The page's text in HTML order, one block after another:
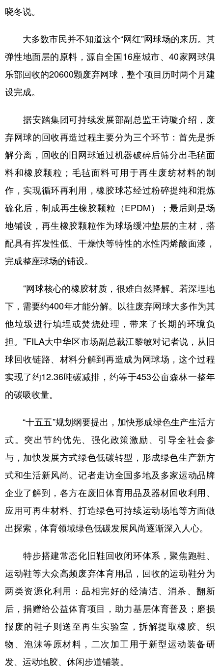
北京
山东 河南 湖北 湖南
广东
陕西 甘肃 青海 宁夏
新疆 内蒙古 黑龙江
多语种频道
English Español Français عربى
Русский язык 日本語 한국어
晓冬说。
大多数市民并不知道这个“网红”网球场的来历。其
弹性地面层的原料，源自全国16座城市、40家网球俱
乐部回收的20600颗废弃网球，整个项目历时两个月建
设完成。
据安踏集团可持续发展部副总监王诗璇介绍，废
弃网球的回收再造过程主要分为三个环节：首先是拆
解分离，回收的旧网球通过机器破碎后筛分出毛毡面
料和橡胶颗粒；毛毡面料可用于再生废纺材料的制
作，实现循环再利用，橡胶球芯经过粉碎提纯和混炼
硫化后，制成再生橡胶颗粒（EPDM）；最后则是场
地铺设，再生橡胶颗粒作为球场缓冲垫层的主材，搭
配具有挥发性低、干燥快等特性的水性丙烯酸面漆，
完成整座球场的铺设。
“网球核心的橡胶材质，很难自然降解。若深埋地
下，需要约400年才能分解。以往废弃网球大多作为其
他垃圾进行填埋或焚烧处理，带来了长期的环境负
担。”FILA大中华区市场副总裁江黎敏对记者说，从旧
球回收链路、材料分解到再造成为网球场，这个过程
实现了约12.36吨碳减排，约等于453公亩森林一整年
的碳吸收量。
“十五五”规划纲要提出，加快形成绿色生产生活方
式。突出节约优先、强化政策激励、引导全社会参
与，加快发展方式绿色低碳转型，形成绿色生产新方
式和生活新风尚。记者走访全国多地及多家运动品牌
企业了解到，各方在废旧体育用品及器材回收利用、
应用可再生材料、打造绿色可持续运动场地等方面做
出探索，体育领域绿色低碳发展风尚逐渐深入人心。
特步搭建常态化旧鞋回收闭环体系，聚焦跑鞋、
运动鞋等大众高频废弃体育用品，回收的运动鞋分为
两类资源化利用：品相完好的经清洁、消杀、翻新
后，捐赠给公益体育项目，助力基层体育普及；磨损
报废的鞋子则送至再生实验室，拆解提取橡胶、织
物、泡沫等原材料，二次加工用于新型运动装备研
发、运动地胶、休闲步道铺装。